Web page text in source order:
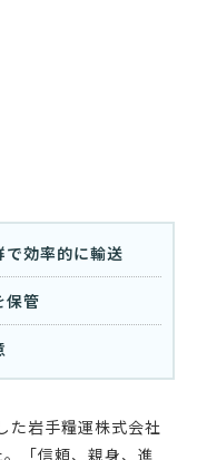
で効率的に輸送
保管
た岩手糧運株式会社
「信頼、親身、進